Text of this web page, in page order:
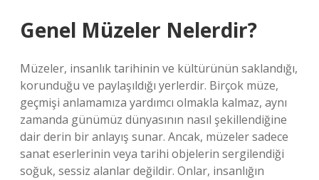
Genel Müzeler Nelerdir?
Müzeler, insanlık tarihinin ve kültürünün saklandığı,
korunduğu ve paylaşıldığı yerlerdir. Birçok müze,
geçmişi anlamamıza yardımcı olmakla kalmaz, aynı
zamanda günümüz dünyasının nasıl şekillendiğine
dair derin bir anlayış sunar. Ancak, müzeler sadece
sanat eserlerinin veya tarihi objelerin sergilendiği
soğuk, sessiz alanlar değildir. Onlar, insanlığın